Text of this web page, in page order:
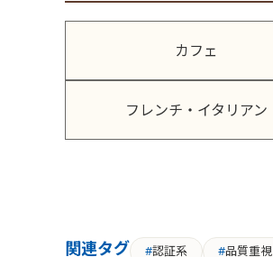
カフェ
フレンチ・イタリアン
関連タグ 認証系 品質重視